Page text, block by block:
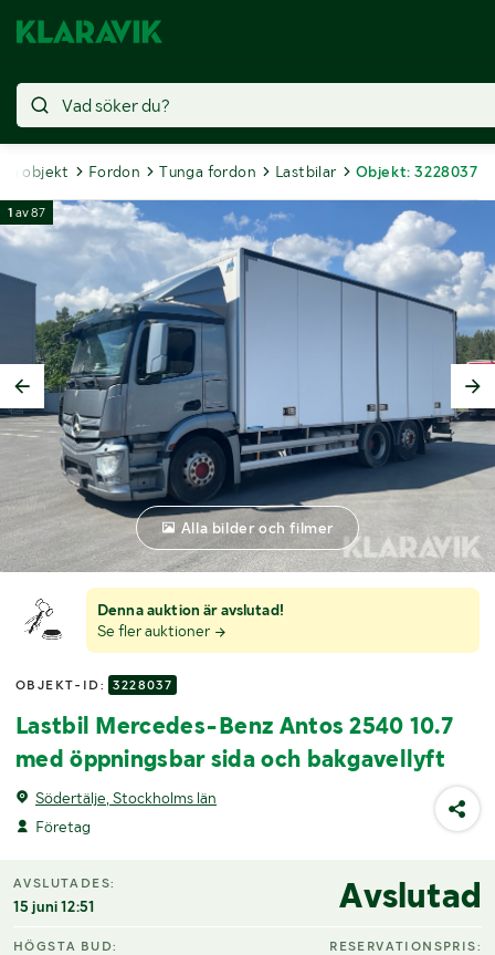
objekt Fordon Tunga fordon Lastbilar Objekt: 3228037
Denna auktion är avslutad!
Se fler auktioner
OBJEKT-ID: 3228037
Lastbil Mercedes-Benz Antos 2540 10.7
med öppningsbar sida och bakgavellyft
Södertälje, Stockholms län
Företag
1 av87
Alla bilder och filmer
AVSLUTADES:
15 juni 12:51 Avslutad
HÖGSTA BUD: RESERVATIONSPRIS: